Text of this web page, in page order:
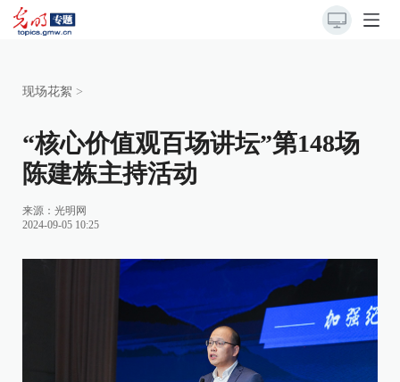
现场花絮 >
“核心价值观百场讲坛”第148场
陈建栋主持活动
来源： 光明网
2024-09-05 10:25